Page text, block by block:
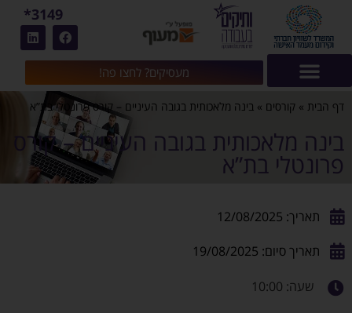
מעסיקים? לחצו פה!
3149*
דף הבית » קורסים » בינה מלאכותית בגובה העיניים – קורס פרונטלי בת”א
בינה מלאכותית בגובה העיניים – קורס
פרונטלי בת”א
תאריך: 12/08/2025
תאריך סיום: 19/08/2025
שעה: 10:00